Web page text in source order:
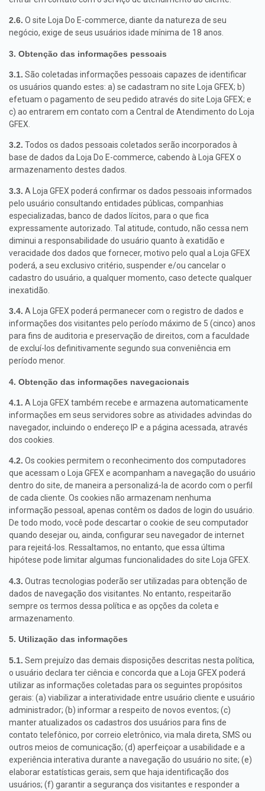
2.6. O site Loja Do E-commerce, diante da natureza de seu
negócio, exige de seus usuários idade mínima de 18 anos.
3. Obtenção das informações pessoais
3.1. São coletadas informações pessoais capazes de identificar
os usuários quando estes: a) se cadastram no site Loja GFEX; b)
efetuam o pagamento de seu pedido através do site Loja GFEX; e
c) ao entrarem em contato com a Central de Atendimento do Loja
GFEX.
3.2. Todos os dados pessoais coletados serão incorporados à
base de dados da Loja Do E-commerce, cabendo à Loja GFEX o
armazenamento destes dados.
3.3. A Loja GFEX poderá confirmar os dados pessoais informados
pelo usuário consultando entidades públicas, companhias
especializadas, banco de dados lícitos, para o que fica
expressamente autorizado. Tal atitude, contudo, não cessa nem
diminui a responsabilidade do usuário quanto à exatidão e
veracidade dos dados que fornecer, motivo pelo qual a Loja GFEX
poderá, a seu exclusivo critério, suspender e/ou cancelar o
cadastro do usuário, a qualquer momento, caso detecte qualquer
inexatidão.
3.4. A Loja GFEX poderá permanecer com o registro de dados e
informações dos visitantes pelo período máximo de 5 (cinco) anos
para fins de auditoria e preservação de direitos, com a faculdade
de excluí-los definitivamente segundo sua conveniência em
período menor.
4. Obtenção das informações navegacionais
4.1. A Loja GFEX também recebe e armazena automaticamente
informações em seus servidores sobre as atividades advindas do
navegador, incluindo o endereço IP e a página acessada, através
dos cookies.
4.2. Os cookies permitem o reconhecimento dos computadores
que acessam o Loja GFEX e acompanham a navegação do usuário
dentro do site, de maneira a personalizá-la de acordo com o perfil
de cada cliente. Os cookies não armazenam nenhuma
informação pessoal, apenas contêm os dados de login do usuário.
De todo modo, você pode descartar o cookie de seu computador
quando desejar ou, ainda, configurar seu navegador de internet
para rejeitá-los. Ressaltamos, no entanto, que essa última
hipótese pode limitar algumas funcionalidades do site Loja GFEX.
4.3. Outras tecnologias poderão ser utilizadas para obtenção de
dados de navegação dos visitantes. No entanto, respeitarão
sempre os termos dessa política e as opções da coleta e
armazenamento.
5. Utilização das informações
5.1. Sem prejuízo das demais disposições descritas nesta política,
o usuário declara ter ciência e concorda que a Loja GFEX poderá
utilizar as informações coletadas para os seguintes propósitos
gerais: (a) viabilizar a interatividade entre usuário cliente e usuário
administrador; (b) informar a respeito de novos eventos; (c)
manter atualizados os cadastros dos usuários para fins de
contato telefônico, por correio eletrônico, via mala direta, SMS ou
outros meios de comunicação; (d) aperfeiçoar a usabilidade e a
experiência interativa durante a navegação do usuário no site; (e)
elaborar estatísticas gerais, sem que haja identificação dos
usuários; (f) garantir a segurança dos visitantes e responder a